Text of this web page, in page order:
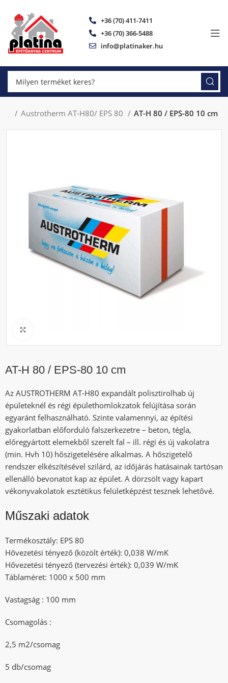
+36 (70) 411-7411
+36 (70) 366-5488
info@platinaker.hu
Austrotherm AT-H80/ EPS 80 AT-H 80 / EPS-80 10 cm
AT-H 80 / EPS-80 10 cm
Az AUSTROTHERM AT-H80 expandált polisztirolhab új
épületeknél és régi épülethomlokzatok felújítása során
egyaránt felhasználható. Szinte valamennyi, az építési
gyakorlatban előforduló falszerkezetre – beton, tégla,
előregyártott elemekből szerelt fal – ill. régi és új vakolatra
(min. Hvh 10) hőszigetelésére alkalmas. A hőszigetelő
rendszer elkészítésével szilárd, az időjárás hatásainak tartósan
ellenálló bevonatot kap az épület. A dörzsölt vagy kapart
vékonyvakolatok esztétikus felületképzést tesznek lehetôvé.
Műszaki adatok
Termékosztály: EPS 80
Hővezetési tényező (közölt érték): 0,038 W/mK
Hővezetési tényező (tervezési érték): 0,039 W/mK
Táblaméret: 1000 x 500 mm
Vastagság : 100 mm
Csomagolás :
2,5 m2/csomag
5 db/csomag